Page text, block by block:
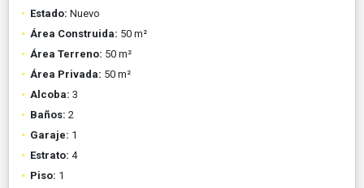
Estado: Nuevo
Área Construida: 50 m²
Área Terreno: 50 m²
Área Privada: 50 m²
Alcoba: 3
Baños: 2
Garaje: 1
Estrato: 4
Piso: 1